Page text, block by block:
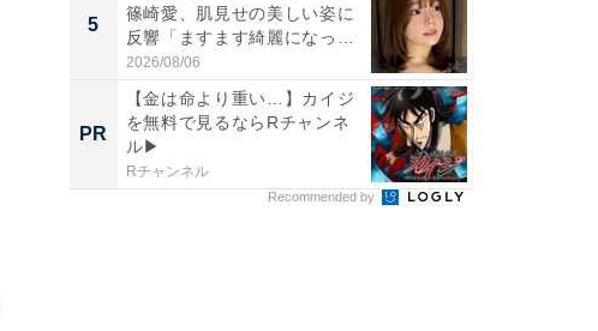
5
篠崎愛、肌見せの美しい姿に
反響「ますます綺麗になって
い...
2026/08/06
PR
【金は命より重い…】カイジ
を無料で見るならRチャンネ
ル▶︎
Rチャンネル
Recommended by